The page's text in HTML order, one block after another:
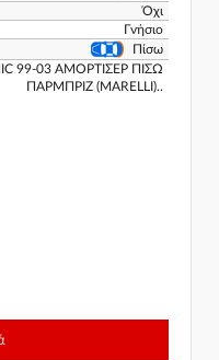
Όχι
Γνήσιο
Πίσω
99-03 ΑΜΟΡΤΙΣΕΡ ΠΙΣΩ
ΠΑΡΜΠΡΙΖ (MARELLI)..